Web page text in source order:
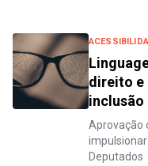
direito e
inclusão
Aprovação
Deputados